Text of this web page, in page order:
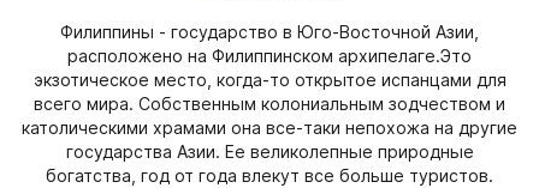
Филиппины - государство в Юго-Восточной Азии,
расположено на Филиппинском архипелаге.Это
экзотическое место, когда-то открытое испанцами для
всего мира. Собственным колониальным зодчеством и
католическими храмами она все-таки непохожа на другие
государства Азии. Ее великолепные природные
богатства, год от года влекут все больше туристов.